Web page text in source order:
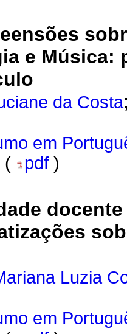
e
da Costa
em
(
pdf )
Luzia
em